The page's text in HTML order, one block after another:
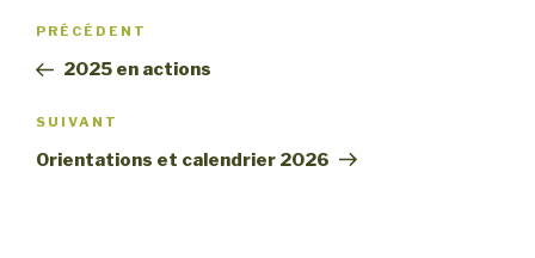
Navigation
l’article
Article
précédent
PRÉCÉDENT
2025 en actions
Article
suivant
SUIVANT
Orientations et calendrier 2026